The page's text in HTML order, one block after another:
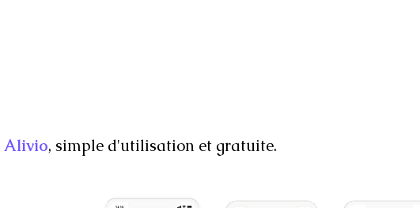
Alivio, simple d'utilisation et gratuite.